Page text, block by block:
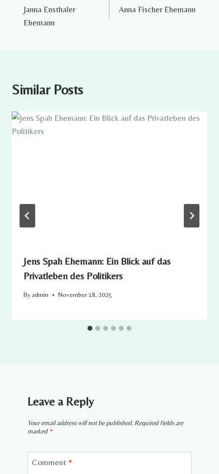
navigation
Janna Ensthaler
Ehemann​
Anna Fischer Ehemann​
Similar Posts
Jens Spah Ehemann: Ein Blick auf das
Privatleben des Politikers
By admin November 18, 2025
Leave a Reply
Your email address will not be published. Required fields are
marked *
Comment *